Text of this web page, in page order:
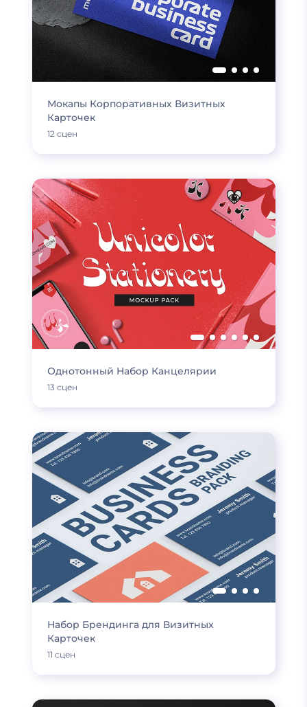
Мокапы Корпоративных Визитных
Карточек
12 сцен
Однотонный Набор Канцелярии
13 сцен
Набор Брендинга для Визитных
Карточек
11 сцен